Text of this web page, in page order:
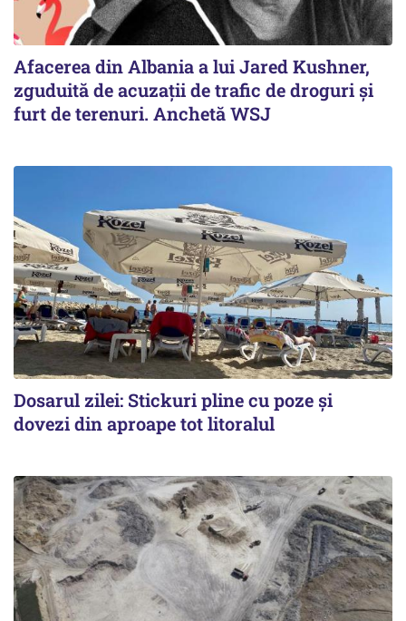
Afacerea din Albania a lui Jared Kushner,
zguduită de acuzații de trafic de droguri și
furt de terenuri. Anchetă WSJ
Dosarul zilei: Stickuri pline cu poze și
dovezi din aproape tot litoralul